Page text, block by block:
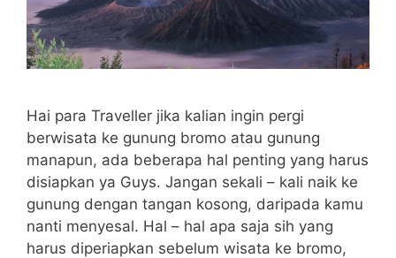
Hai para Traveller jika kalian ingin pergi
berwisata ke gunung bromo atau gunung
manapun, ada beberapa hal penting yang harus
disiapkan ya Guys. Jangan sekali – kali naik ke
gunung dengan tangan kosong, daripada kamu
nanti menyesal. Hal – hal apa saja sih yang
harus diperiapkan sebelum wisata ke bromo,